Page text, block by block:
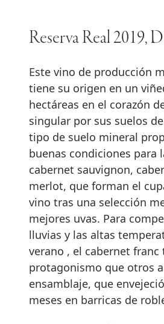
Reserva Real 2019,
Este vino de producción
tiene su origen en un
hectáreas en el corazón
singular por sus suelos
tipo de suelo mineral
buenas condiciones para
cabernet sauvignon,
merlot, que forman el
vino tras una selección
mejores uvas. Para
lluvias y las altas
verano , el cabernet franc
protagonismo que otros
ensamblaje, que
meses en barricas de